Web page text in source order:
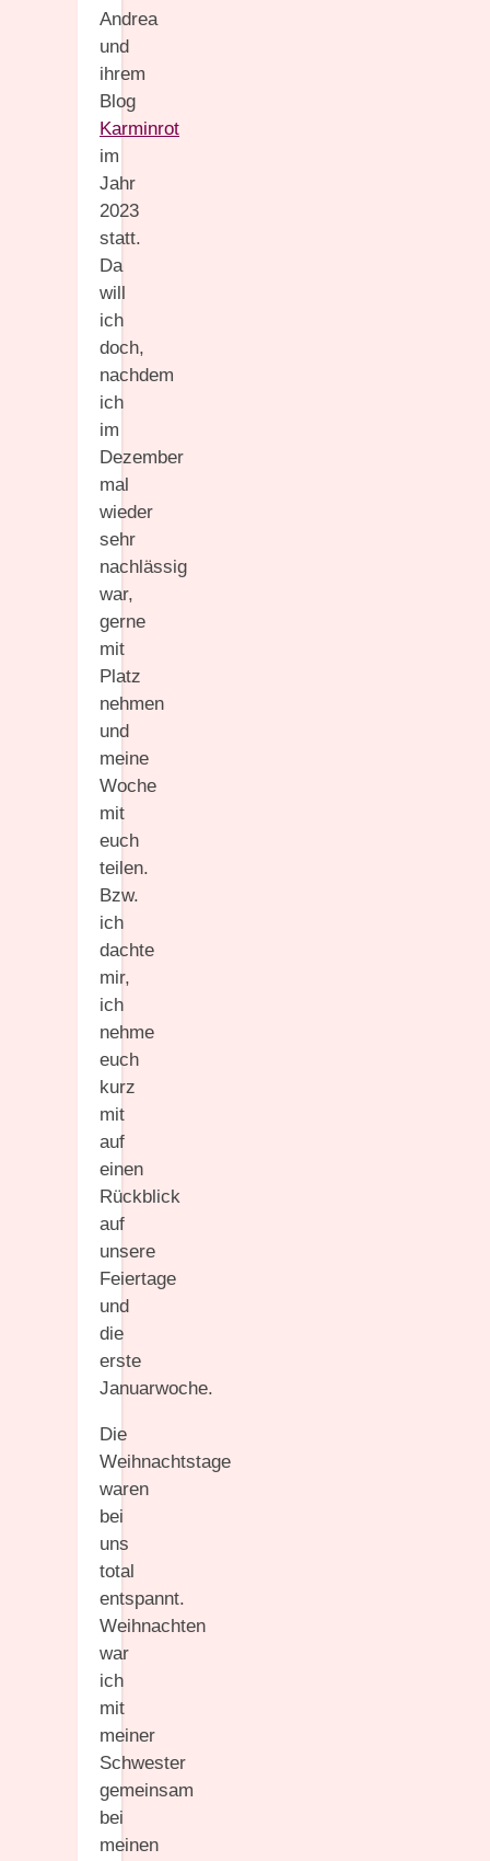
Andrea
und
ihrem
Blog
Karminrot
im
Jahr
2023
statt.
Da
will
ich
doch,
nachdem
ich
im
Dezember
mal
wieder
sehr
nachlässig
war,
gerne
mit
Platz
nehmen
und
meine
Woche
mit
euch
teilen.
Bzw.
ich
dachte
mir,
ich
nehme
euch
kurz
mit
auf
einen
Rückblick
auf
unsere
Feiertage
und
die
erste
Januarwoche.
Die
Weihnachtstage
waren
bei
uns
total
entspannt.
Weihnachten
war
ich
mit
meiner
Schwester
gemeinsam
bei
meinen